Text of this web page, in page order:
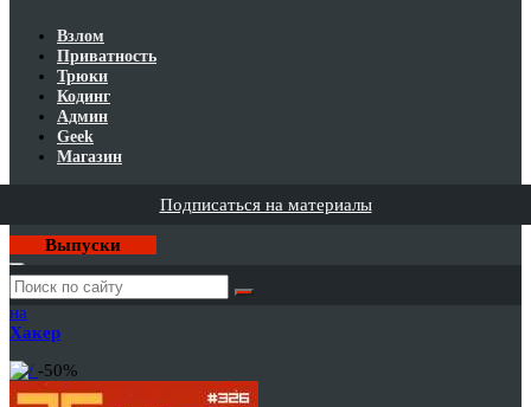
Взлом
Приватность
Трюки
Кодинг
Админ
Geek
Магазин
Подписаться на материалы
Выпуски
Годовая
подписка
на
Хакер
-50%